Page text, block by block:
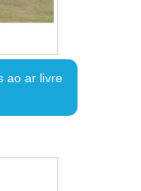
ao ar livre